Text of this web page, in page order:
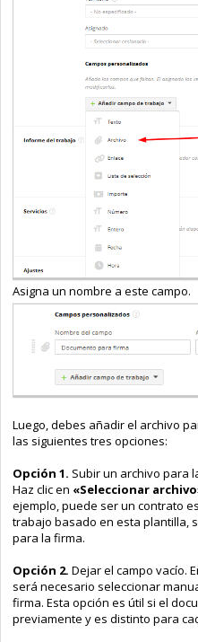
Asigna un nombre a este campo.
Luego, debes añadir el archivo
las siguientes tres opciones:
Opción 1. Subir un archivo para
Haz clic en «Seleccionar
ejemplo, puede ser un contrato
trabajo basado en esta plantilla,
para la firma.
Opción 2. Dejar el campo vacío.
será necesario seleccionar
firma. Esta opción es útil si el
previamente y es distinto para